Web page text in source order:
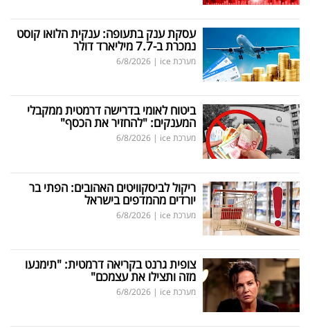
עסקת ענק בתעופה: ענקית הלואו קוסט
נמכרת ב-7.7 מיליארד דולר
מערכת ice |
6/8/2026
ביטוח לאומי בדרישה דרמטית ממקבלי
המענקים: "להחזיר את הכסף"
מערכת ice |
6/8/2026
ריקול לביסקוויטים האהובים: הפתי בר
יורדים מהמדפים בישראל
מערכת ice |
6/8/2026
צופית גרנט בקריאה דרמטית: "תימנעו
מזה ותצילו את עצמכם"
מערכת ice |
6/8/2026